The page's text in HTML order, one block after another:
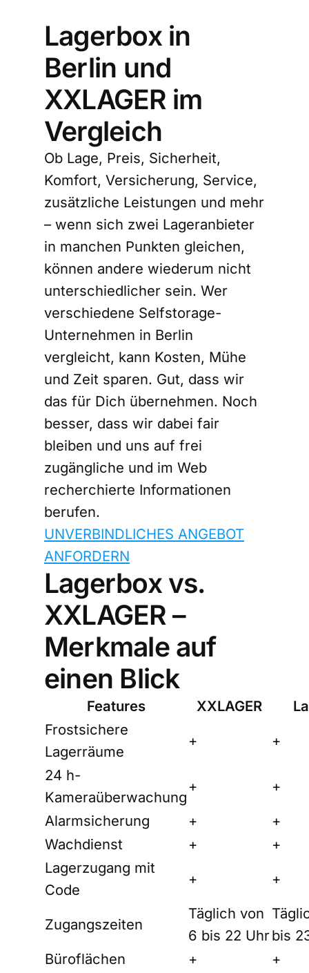
Lagerbox in
Berlin und
XXLAGER im
Vergleich
Ob Lage, Preis, Sicherheit,
Komfort, Versicherung, Service,
zusätzliche Leistungen und mehr
– wenn sich zwei Lageranbieter
in manchen Punkten gleichen,
können andere wiederum nicht
unterschiedlicher sein. Wer
verschiedene Selfstorage-
Unternehmen in Berlin
vergleicht, kann Kosten, Mühe
und Zeit sparen. Gut, dass wir
das für Dich übernehmen. Noch
besser, dass wir dabei fair
bleiben und uns auf frei
zugängliche und im Web
recherchierte Informationen
berufen.
UNVERBINDLICHES ANGEBOT
ANFORDERN
Lagerbox vs.
XXLAGER –
Merkmale auf
einen Blick
Features XXLAGER
Frostsichere
Lagerräume
+
+
24 h-
Kameraüberwachung
+
+
Alarmsicherung
+
+
Wachdienst
+
+
Lagerzugang mit
Code
+ +
Zugangszeiten
Täglich von
6 bis 22 Uhrbis
Büroflächen
+
+